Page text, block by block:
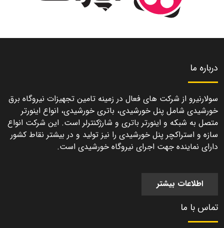
درباره ما
سولارنیرو از شرکت های فعال در زمینه تامین تجهیزات نیروگاه برق
خورشیدی شامل پنل خورشیدی، باتری خورشیدی، انواع اینورتر
متصل به شبکه و اینورتر باتری و شارژکنترلر است. این شرکت انواع
سازه و استراکچر پنل خورشیدی را نیز تولید و در بیشتر نقاط کشور
دارای نماینده جهت اجرای نیروگاه خورشیدی است.
اطلاعات بیشتر
تماس با ما